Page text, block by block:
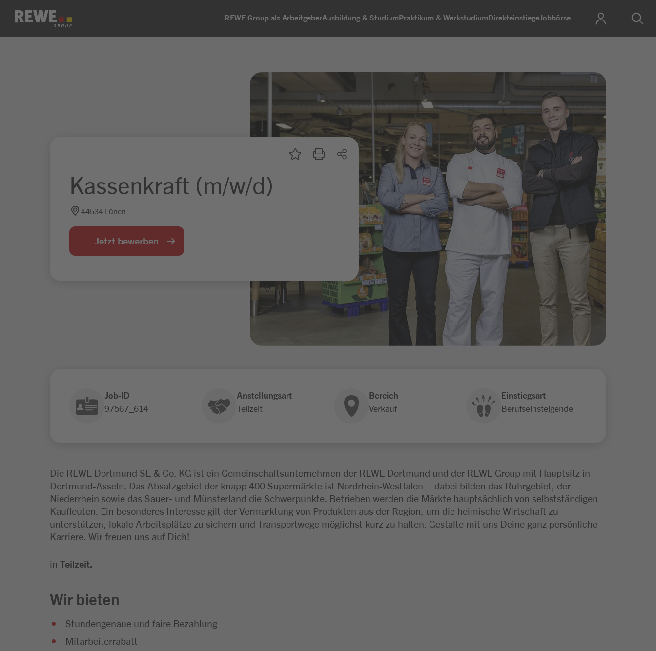
Zum Inhalt springen REWE Group als ArbeitgeberAusbildung & StudiumPraktikum & WerkstudiumDirekteinstiegeJobbörse
Kassenkraft (m/w/d)
44534 Lünen
Jetzt bewerben
Job-ID
97567_614
Anstellungsart
Teilzeit
Bereich
Verkauf
Einstiegsart
Berufseinsteigende
Die REWE Dortmund SE & Co. KG ist ein Gemeinschaftsunternehmen der REWE Dortmund und der REWE Group mit Hauptsitz in
Dortmund-Asseln. Das Absatzgebiet der knapp 400 Supermärkte ist Nordrhein-Westfalen – dabei bilden das Ruhrgebiet, der
Niederrhein sowie das Sauer- und Münsterland die Schwerpunkte. Betrieben werden die Märkte hauptsächlich von selbstständigen
Kaufleuten. Ein besonderes Interesse gilt der Vermarktung von Produkten aus der Region, um die heimische Wirtschaft zu
unterstützen, lokale Arbeitsplätze zu sichern und Transportwege möglichst kurz zu halten. Gestalte mit uns Deine ganz persönliche
Karriere. Wir freuen uns auf Dich!
in Teilzeit.
Wir bieten
Stundengenaue und faire Bezahlung
Mitarbeiterrabatt